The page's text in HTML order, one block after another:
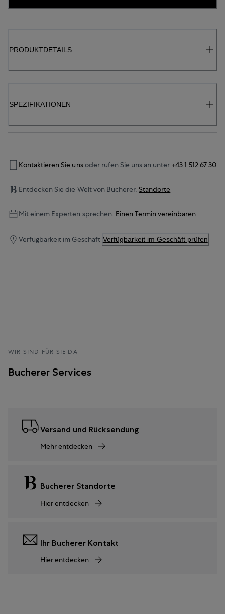
PRODUKTDETAILS
SPEZIFIKATIONEN
Kontaktieren Sie unsoder rufen Sie uns an unter +43 1 512 67 30
Entdecken Sie die Welt von Bucherer. Standorte
Mit einem Experten sprechen. Einen Termin vereinbaren
Verfügbarkeit im Geschäft Verfügbarkeit im Geschäft prüfen
WIR SIND FÜR SIE DA
Bucherer Services
Versand und Rücksendung
Mehr entdecken
Bucherer Standorte
Hier entdecken
Ihr Bucherer Kontakt
Hier entdecken